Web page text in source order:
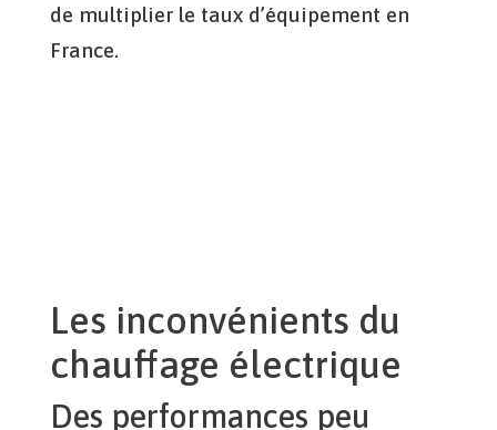
de multiplier le taux d’équipement en
France.
Les inconvénients du
chauffage électrique
Des performances peu